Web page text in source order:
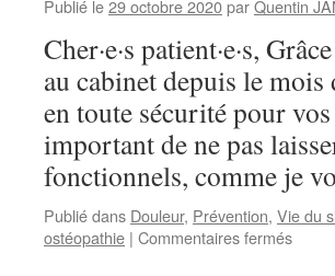
:
sur
ma
participation
à
La
Tronche
en
Biais
avec
Publié le29 octobre 2020parQuentin
Cher·e·s patient·e·s,
au cabinet depuis le
en toute sécurité pour
important de ne pas
fonctionnels, comme je
Publié dans Douleur, Prévention, Vie du
ostéopathie | Commentaires ferméssur